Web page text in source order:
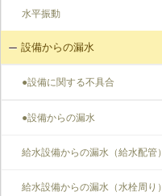
水平振動
設備からの漏水
●設備に関する不具合
●設備からの漏水
給水設備からの漏水（給水配管）
給水設備からの漏水（水栓周り）